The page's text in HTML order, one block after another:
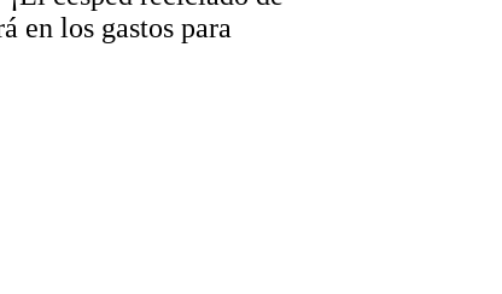
en los gastos para